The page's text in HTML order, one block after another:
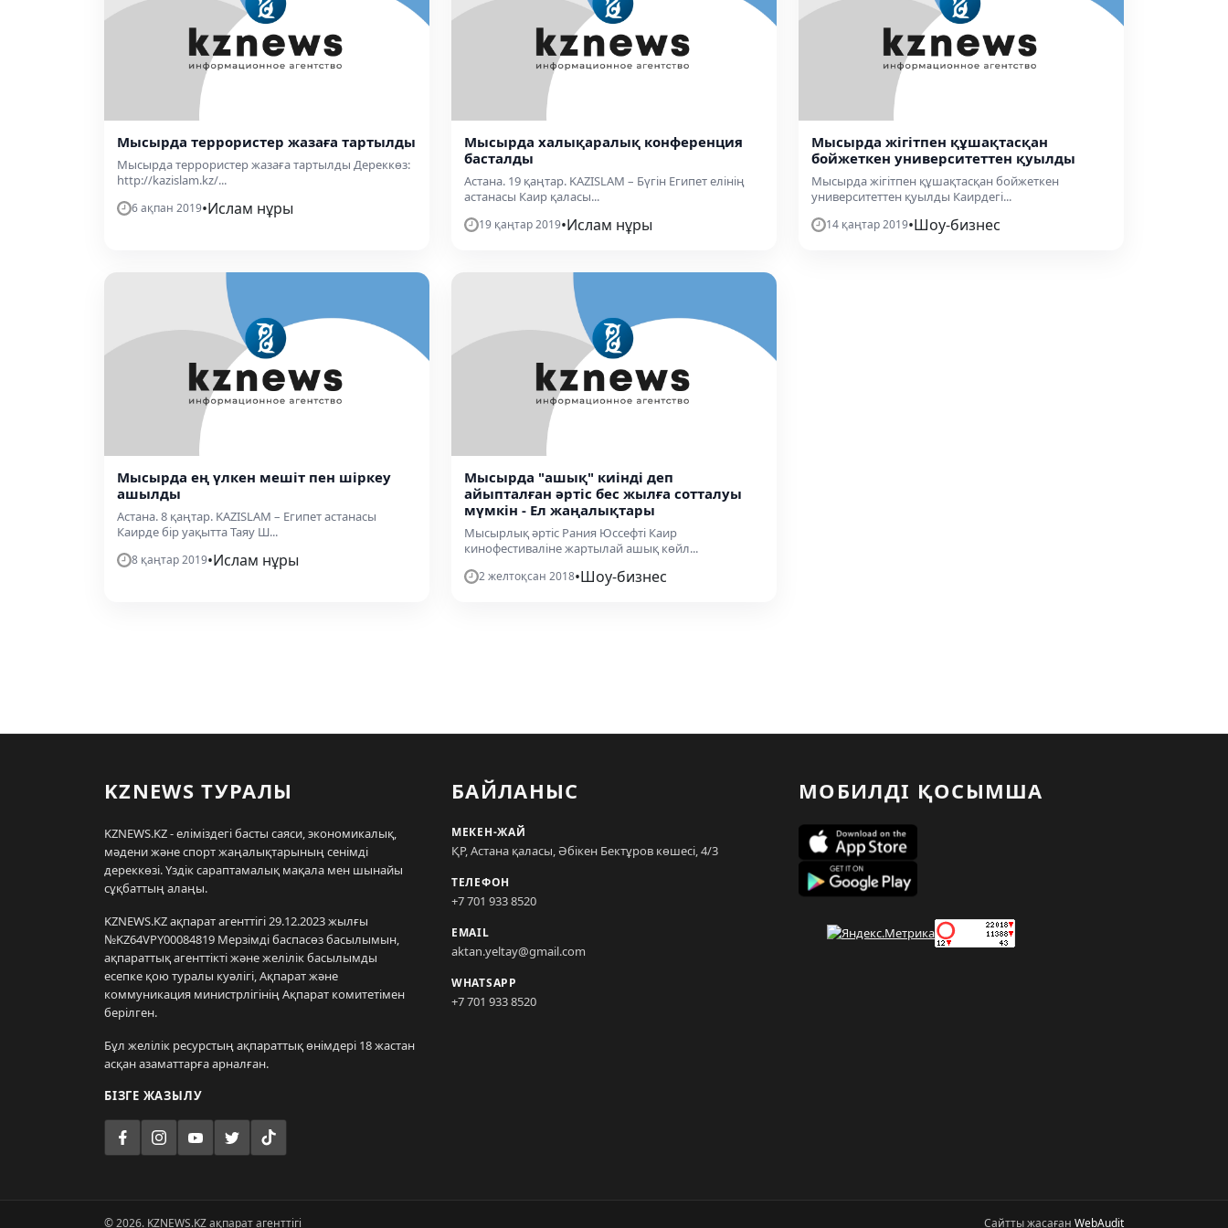
Мысырда террористер жазаға тартылды
Мысырда террористер жазаға тартылды Дереккөз:
http://kazislam.kz/...
6 ақпан 2019•Ислам нұры
Мысырда халықаралық конференция
басталды
Астана. 19 қаңтар. KAZISLAM – Бүгін Египет елінің
астанасы Каир қаласы...
19 қаңтар 2019•Ислам нұры
​Мысырда жігітпен құшақтасқан
бойжеткен университеттен қуылды
​Мысырда жігітпен құшақтасқан бойжеткен
университеттен қуылды Каирдегі...
14 қаңтар 2019•Шоу-бизнес
Мысырда ең үлкен мешіт пен шіркеу
ашылды
Астана. 8 қаңтар. KAZISLAM – Египет астанасы
Каирде бір уақытта Таяу Ш...
8 қаңтар 2019•Ислам нұры
Мысырда "ашық" киінді деп
айыпталған әртіс бес жылға сотталуы
мүмкін - Ел жаңалықтары
Мысырлық әртіс Рания Юссефті Каир
кинофестиваліне жартылай ашық көйл...
2 желтоқсан 2018•Шоу-бизнес
KZNEWS ТУРАЛЫ
KZNEWS.KZ - еліміздегі басты саяси, экономикалық,
мәдени және спорт жаңалықтарының сенімді
дереккөзі. Үздік сараптамалық мақала мен шынайы
сұқбаттың алаңы.
KZNEWS.KZ ақпарат агенттігі 29.12.2023 жылғы
№KZ64VPY00084819 Мерзімді баспасөз басылымын,
ақпараттық агенттікті және желілік басылымды
есепке қою туралы куәлігі, Ақпарат және
коммуникация министрлігінің Ақпарат комитетімен
берілген.
Бұл желілік ресурстың ақпараттық өнімдері 18 жастан
асқан азаматтарға арналған.
БІЗГЕ ЖАЗЫЛУ
БАЙЛАНЫС
МЕКЕН-ЖАЙ
ҚР, Астана қаласы, Әбікен Бектұров көшесі, 4/3
ТЕЛЕФОН
+7 701 933 8520
EMAIL
aktan.yeltay@gmail.com
WHATSAPP
+7 701 933 8520
МОБИЛДІ ҚОСЫМША
© 2026. KZNEWS.KZ ақпарат агенттігі Сайтты жасаған WebAudit